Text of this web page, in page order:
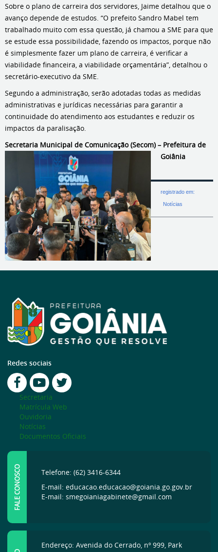
Sobre o plano de carreira dos servidores, Jaime detalhou que o
avanço depende de estudos. “O prefeito Sandro Mabel tem
trabalhado muito com essa questão, já chamou a SME para que
se estude essa possibilidade, fazendo os impactos, porque não
é simplesmente fazer um plano de carreira, é verificar a
viabilidade financeira, a viabilidade orçamentária”, detalhou o
secretário-executivo da SME.
Segundo a administração, serão adotadas todas as medidas
administrativas e jurídicas necessárias para garantir a
continuidade do atendimento aos estudantes e reduzir os
impactos da paralisação.
Secretaria Municipal de Comunicação (Secom) – Prefeitura de
Goiânia
registrado em:
Notícias
Redes sociais
Secretaria
Matrícula Web
Ouvidoria
Notícias
Documentos Oficiais
FALE CONOSCO
Telefone: (62) 3416-6344
E-mail: educacao.educacao@goiania.go.gov.br
E-mail: smegoianiagabinete@gmail.com
Endereço: Avenida do Cerrado, nº 999, Park